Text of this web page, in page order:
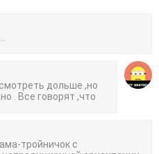
дольше ,но
. Все говорят ,что
тройничок с